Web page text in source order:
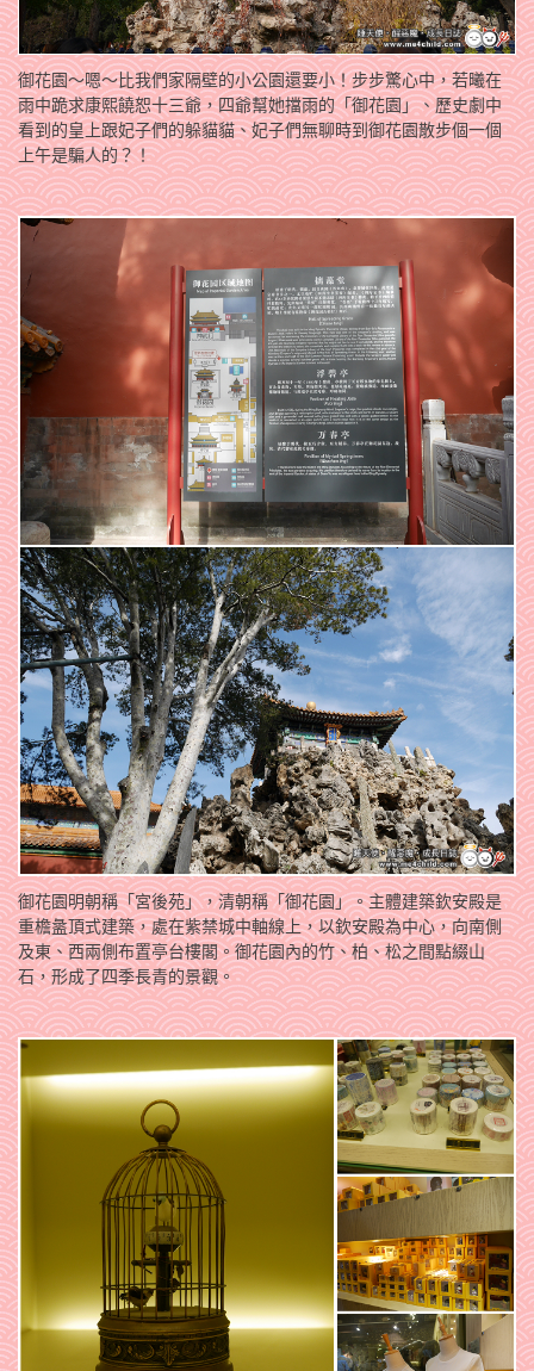
御花園～嗯～比我們家隔壁的小公園還要小！步步驚心中，若曦在
雨中跪求康熙饒恕十三爺，四爺幫她擋雨的「御花園」、歷史劇中
看到的皇上跟妃子們的躲貓貓、妃子們無聊時到御花園散步個一個
上午是騙人的？！
御花園明朝稱「宮後苑」，清朝稱「御花園」。主體建築欽安殿是
重檐盝頂式建築，處在紫禁城中軸線上，以欽安殿為中心，向南側
及東、西兩側布置亭台樓閣。御花園內的竹、柏、松之間點綴山
石，形成了四季長青的景觀。